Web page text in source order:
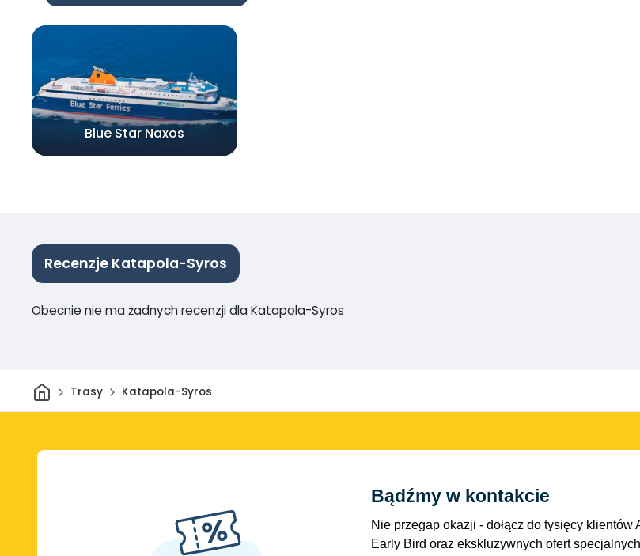
Blue Star Naxos
Recenzje Katapola-Syros
Obecnie nie ma żadnych recenzji dla Katapola-Syros
DomTrasy Katapola-Syros
Bądźmy w kontakcie
Nie przegap okazji - dołącz do tysięcy
Early Bird oraz ekskluzywnych ofert